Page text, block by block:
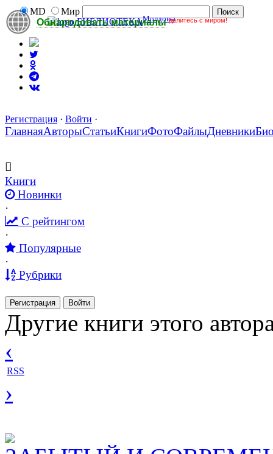
Обнародовать материалы делитесь с миром!
MD
Мир
БИБЛИОТЕКАМолдовы
Регистрация · Войти ·
ГлавнаяАвторыСтатьиКнигиФотоФайлыДневники
Книги
Новинки
·
С рейтингом
·
Популярные
·
Рубрики
Регистрация Войти
Другие книги этого
‹
RSS
›